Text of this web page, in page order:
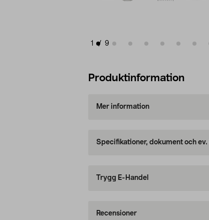
1 / 9
Produktinformation
Mer information
Specifikationer, dokument och
Trygg E-Handel
Recensioner